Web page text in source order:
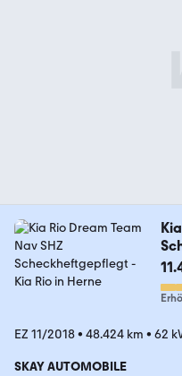
EZ 11/2018• 48.424 km • 62
SKAY AUTOMOBILE